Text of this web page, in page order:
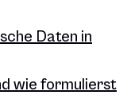
Daten in
wie formulierst